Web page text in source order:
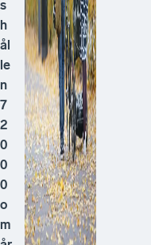
s
h
ål
le
n
7
2
0
0
0
o
m